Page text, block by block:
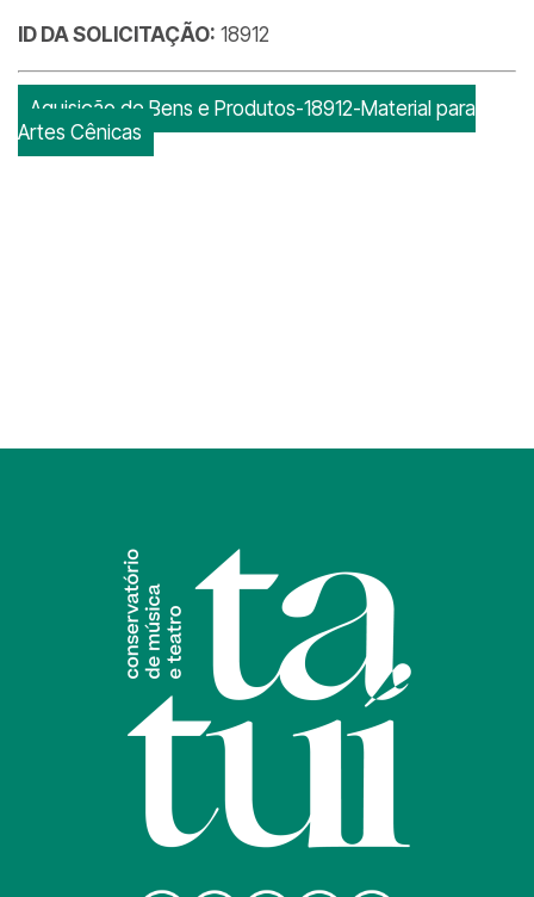
ID DA SOLICITAÇÃO: 18912
Aquisição de Bens e Produtos-18912-Material para
Artes Cênicas